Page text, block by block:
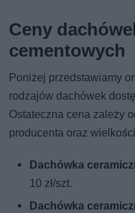
Ceny
cementowych
Poniżej przedstawiamy
rodzajów dachówek
Ostateczna cena zależy
producenta oraz
Dachówka
10 zł/szt.
Dachówka